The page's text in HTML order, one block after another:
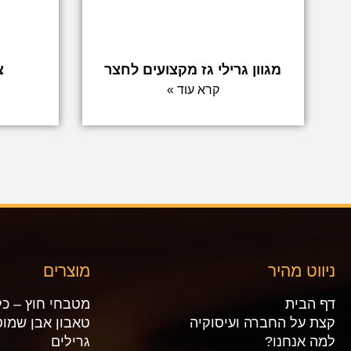
מגוון גרילי גז מקצועים לחצר
קרא עוד »
ניווט מהיר
דף הבית
קצת על החברה ועיסוקיה
למה אנחנו?
מוצרים
מטבחי חוץ –
טאבון אבן
גרילים